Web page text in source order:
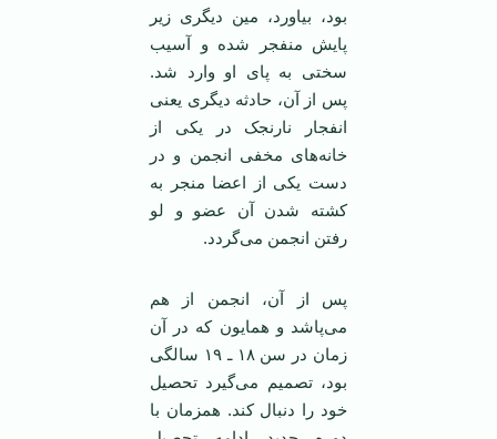
بود، بیاورد، مین دیگری زیر
پایش منفجر شده و آسیب
سختی به پای او وارد شد.
پس از آن، حادثه دیگری یعنی
انفجار نارنجک در یکی از
خانه‌های مخفی انجمن و در
دست یکی از اعضا منجر به
کشته شدن آن عضو و لو
رفتن انجمن می‌گردد.
پس از آن، انجمن از هم
می‌پاشد و همایون که در آن
زمان در سن ۱۸ ـ ۱۹ سالگی
بود، تصمیم می‌گیرد تحصیل
خود را دنبال کند. همزمان با